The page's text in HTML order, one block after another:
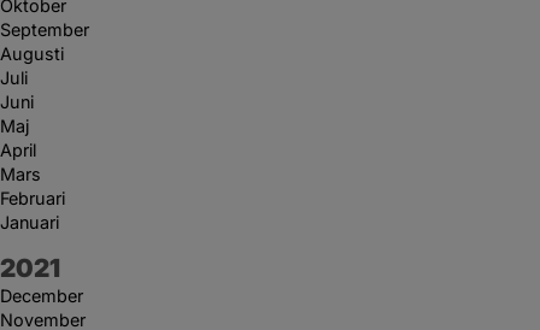
Oktober
September
Augusti
Juli
Juni
Maj
April
Mars
Februari
Januari
År:
2021
December
November